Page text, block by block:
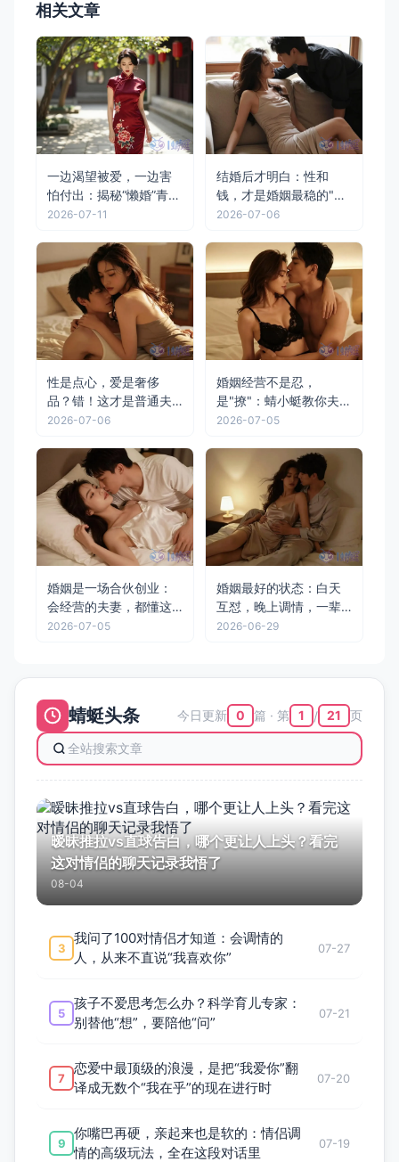
相关文章
一边渴望被爱，一边害
怕付出：揭秘“懒婚”青年
背后的“成年初显期”危机
2026-07-11
结婚后才明白：性和
钱，才是婚姻最稳的"胶
水"
2026-07-06
性是点心，爱是奢侈
品？错！这才是普通夫
妻“越吵越恩爱”的真相
2026-07-06
婚姻经营不是忍，
是"撩"：蜻小蜓教你夫妻
调情的12个高阶技巧
2026-07-05
婚姻是一场合伙创业：
会经营的夫妻，都懂这4
条“公司法则”
2026-07-05
婚姻最好的状态：白天
互怼，晚上调情，一辈
子不腻
2026-06-29
蜻蜓头条 今日更新 0 篇 · 第 1 / 21 页
暧昧推拉vs直球告白，哪个更让人上头？看完
这对情侣的聊天记录我悟了
08-04
3
我问了100对情侣才知道：会调情的
人，从来不直说“我喜欢你”
07-27
5
孩子不爱思考怎么办？科学育儿专家：
别替他“想”，要陪他“问”
07-21
7
恋爱中最顶级的浪漫，是把“我爱你”翻
译成无数个“我在乎”的现在进行时
07-20
9
你嘴巴再硬，亲起来也是软的：情侣调
情的高级玩法，全在这段对话里
07-19